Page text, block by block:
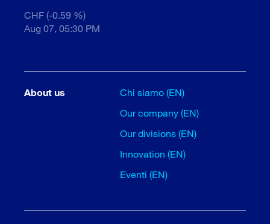
CHF (-0.59 %)
Aug 07, 05:30 PM
About us
Chi siamo (EN)
Our company (EN)
Our divisions (EN)
Innovation (EN)
Eventi (EN)